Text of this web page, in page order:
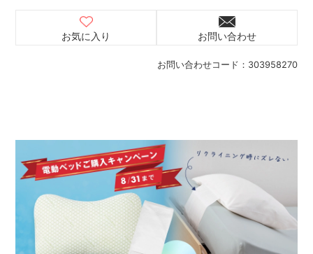
お問い合わせコード： 303958270
お気に入り お問い合わせ